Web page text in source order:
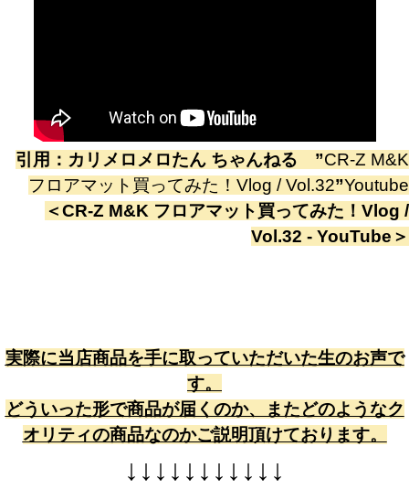
引用： カリメロメロたん ちゃんねる ”CR-Z M&K
フロアマット買ってみた！Vlog / Vol.32”Youtube
＜CR-Z M&K フロアマット買ってみた！Vlog /
Vol.32 - YouTube ＞
実際に当店商品を手に取っていただいた生のお声で
す。
どういった形で商品が届くのか、またどのようなク
オリティの商品なのかご説明頂けております。
↓ ↓ ↓ ↓ ↓ ↓ ↓ ↓ ↓ ↓ ↓